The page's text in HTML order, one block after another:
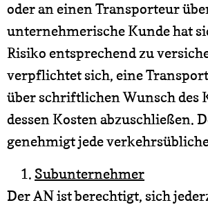
oder an einen Transporteur
unternehmerische Kunde hat
Risiko entsprechend zu
verpflichtet sich, eine
über schriftlichen Wunsch des
dessen Kosten abzuschließen.
genehmigt jede
Subunternehmer
Der AN ist berechtigt, sich